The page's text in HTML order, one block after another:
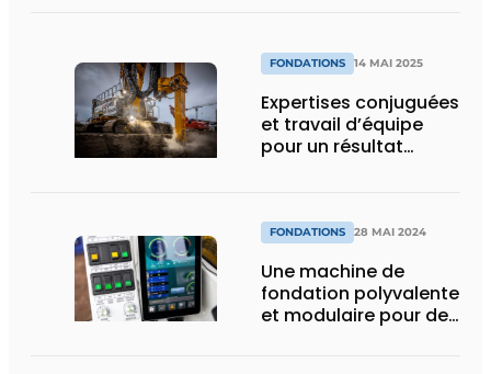
FONDATIONS 14 MAI 2025
Expertises conjuguées
et travail d’équipe
pour un résultat
FONDATIONS 28 MAI 2024
Une machine de
fondation polyvalente
et modulaire pour des